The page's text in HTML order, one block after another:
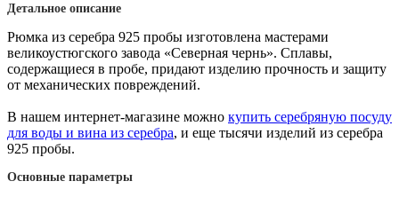
Детальное описание
Рюмка из серебра 925 пробы изготовлена мастерами
великоустюгского завода «Северная чернь». Сплавы,
содержащиеся в пробе, придают изделию прочность и защиту
от механических повреждений.
В нашем интернет-магазине можно купить серебряную посуду
для воды и вина из серебра, и еще тысячи изделий из серебра
925 пробы.
Основные параметры